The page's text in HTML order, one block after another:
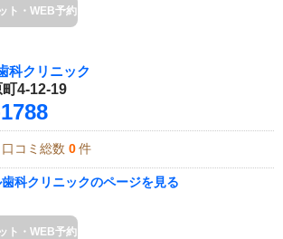
ト・WEB予約
科クリニック
4-12-19
コミ総数 0 件
科クリニックのページを見る
ト・WEB予約